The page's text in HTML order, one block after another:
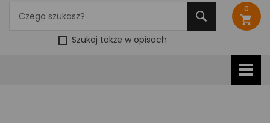
Szukaj także w opisach
0
shopping_cart